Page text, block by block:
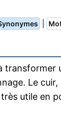
transformer
Le
utile en